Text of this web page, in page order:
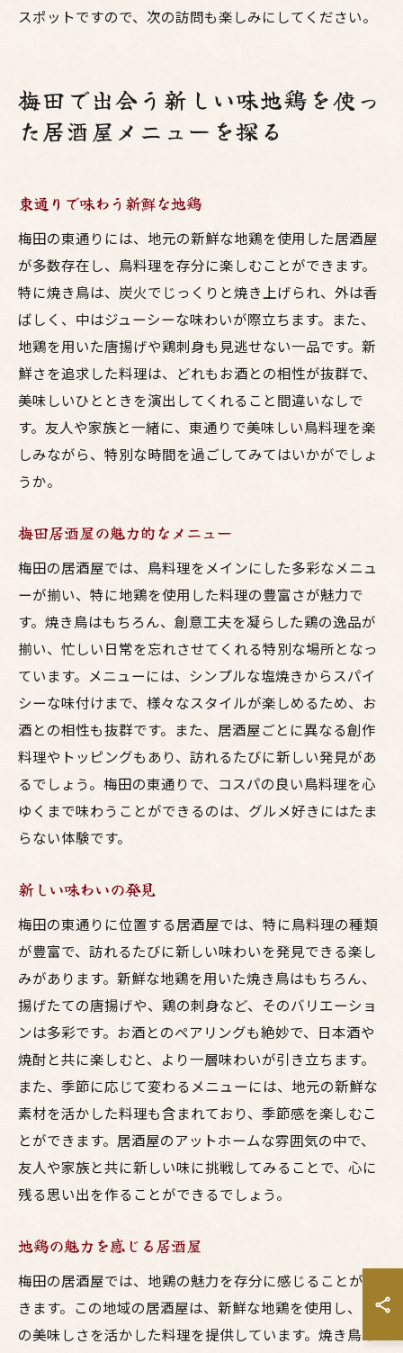
スポットですので、次の訪問も楽しみにしてください。
梅田で出会う新しい味地鶏を使っ
た居酒屋メニューを探る
東通りで味わう新鮮な地鶏
梅田の東通りには、地元の新鮮な地鶏を使用した居酒屋
が多数存在し、鳥料理を存分に楽しむことができます。
特に焼き鳥は、炭火でじっくりと焼き上げられ、外は香
ばしく、中はジューシーな味わいが際立ちます。また、
地鶏を用いた唐揚げや鶏刺身も見逃せない一品です。新
鮮さを追求した料理は、どれもお酒との相性が抜群で、
美味しいひとときを演出してくれること間違いなしで
す。友人や家族と一緒に、東通りで美味しい鳥料理を楽
しみながら、特別な時間を過ごしてみてはいかがでしょ
うか。
梅田居酒屋の魅力的なメニュー
梅田の居酒屋では、鳥料理をメインにした多彩なメニュ
ーが揃い、特に地鶏を使用した料理の豊富さが魅力で
す。焼き鳥はもちろん、創意工夫を凝らした鶏の逸品が
揃い、忙しい日常を忘れさせてくれる特別な場所となっ
ています。メニューには、シンプルな塩焼きからスパイ
シーな味付けまで、様々なスタイルが楽しめるため、お
酒との相性も抜群です。また、居酒屋ごとに異なる創作
料理やトッピングもあり、訪れるたびに新しい発見があ
るでしょう。梅田の東通りで、コスパの良い鳥料理を心
ゆくまで味わうことができるのは、グルメ好きにはたま
らない体験です。
新しい味わいの発見
梅田の東通りに位置する居酒屋では、特に鳥料理の種類
が豊富で、訪れるたびに新しい味わいを発見できる楽し
みがあります。新鮮な地鶏を用いた焼き鳥はもちろん、
揚げたての唐揚げや、鶏の刺身など、そのバリエーショ
ンは多彩です。お酒とのペアリングも絶妙で、日本酒や
焼酎と共に楽しむと、より一層味わいが引き立ちます。
また、季節に応じて変わるメニューには、地元の新鮮な
素材を活かした料理も含まれており、季節感を楽しむこ
とができます。居酒屋のアットホームな雰囲気の中で、
友人や家族と共に新しい味に挑戦してみることで、心に
残る思い出を作ることができるでしょう。
地鶏の魅力を感じる居酒屋
梅田の居酒屋では、地鶏の魅力を存分に感じることがで
きます。この地域の居酒屋は、新鮮な地鶏を使用し、そ
の美味しさを活かした料理を提供しています。焼き鳥の